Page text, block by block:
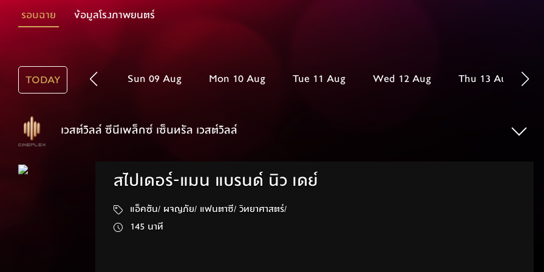
รอบฉาย ข้อมูลโรงภาพยนตร์
TODAY Sun 09 Aug Mon 10 Aug Tue 11 Aug Wed 12 Aug Thu 13 Aug
เวสต์วิลล์ ซีนีเพล็กซ์ เซ็นทรัล เวสต์วิลล์
สไปเดอร์-แมน แบรนด์ นิว เดย์
แอ็คชัน/ ผจญภัย/ แฟนตาซี/ วิทยาศาสตร์/
145 นาที